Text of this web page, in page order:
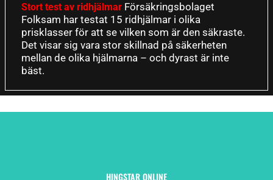
Stort test av ridhjälmar Försäkringsbolaget
Folksam har testat 15 ridhjälmar i olika
prisklasser för att se vilken som är den säkraste.
Det visar sig vara stor skillnad på säkerheten
mellan de olika hjälmarna – och dyrast är inte
bäst.
HINGSTAR ONLINE